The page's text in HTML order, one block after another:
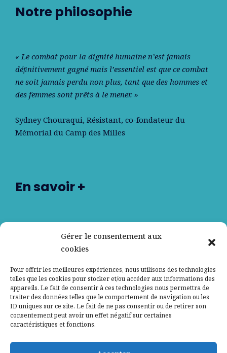
Gérer le consentement aux
cookies
Pour offrir les meilleures expériences, nous utilisons des technologies
telles que les cookies pour stocker et/ou accéder aux informations des
appareils. Le fait de consentir à ces technologies nous permettra de
traiter des données telles que le comportement de navigation ou les
ID uniques sur ce site. Le fait de ne pas consentir ou de retirer son
consentement peut avoir un effet négatif sur certaines
caractéristiques et fonctions.
Notre philosophie
« Le combat pour la dignité humaine n’est jamais
déﬁnitivement gagné mais l’essentiel est que ce combat
ne soit jamais perdu non plus, tant que des hommes et
des femmes sont prêts à le mener. »
Sydney Chouraqui, Résistant, co-fondateur du
Mémorial du Camp des Milles
En savoir +
Contactez-nous
Mentions légales